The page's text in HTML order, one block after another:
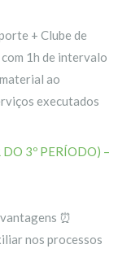
+ Clube de
1h de intervalo
ao
executados
3º PERÍODO) –
⏰
nos processos